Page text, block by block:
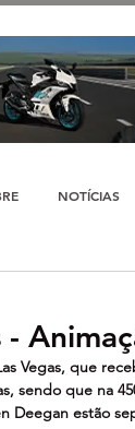
NOTÍCIAS
-
Vegas, que
sendo que na
Deegan estão